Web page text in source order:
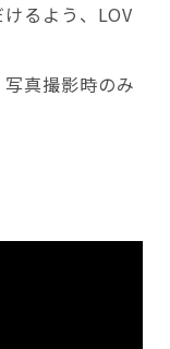
るよう、LOV
真撮影時のみ